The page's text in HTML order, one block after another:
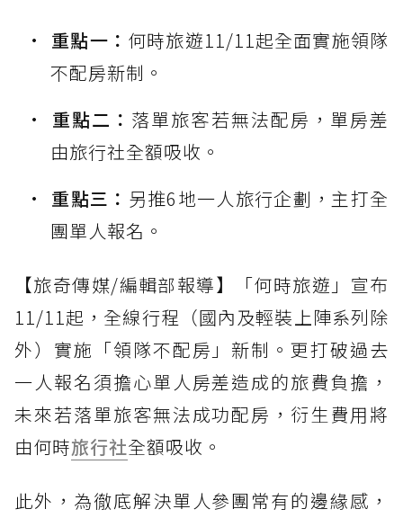
重點一： 何時旅遊11/11起全面實施領隊
不配房新制。
重點二： 落單旅客若無法配房，單房差
由旅行社全額吸收。
重點三： 另推6地一人旅行企劃，主打全
團單人報名。
【旅奇傳媒/編輯部報導】「何時旅遊」宣布
11/11起，全線行程（國內及輕裝上陣系列除
外）實施「領隊不配房」新制。更打破過去
一人報名須擔心單人房差造成的旅費負擔，
未來若落單旅客無法成功配房，衍生費用將
由何時旅行社全額吸收。
此外，為徹底解決單人參團常有的邊緣感，